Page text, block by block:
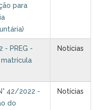
para
- PREG -
Notícias
42/2022 -
do
Notícias